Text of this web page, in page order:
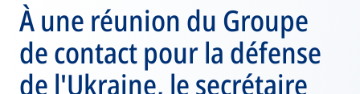
À une réunion du Groupe
de contact pour la défense
de l'Ukraine, le secrétaire